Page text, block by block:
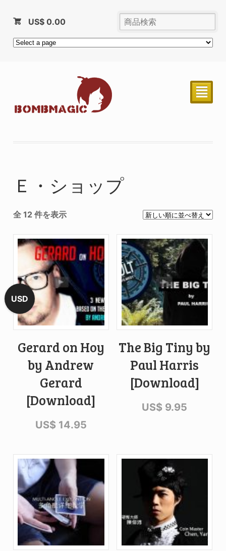
US$0.00
²
Ｅ・ショップ
全 12 件を表示
Gerard on Hoy
by Andrew
Gerard
[Download]
US$ 14.95
The Big Tiny by
Paul Harris
[Download]
US$ 9.95
USD